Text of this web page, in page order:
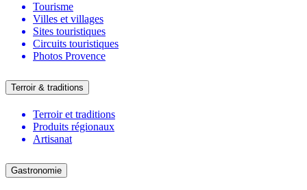
Tourisme
Villes et villages
Sites touristiques
Circuits touristiques
Photos Provence
Terroir & traditions
Terroir et traditions
Produits régionaux
Artisanat
Gastronomie